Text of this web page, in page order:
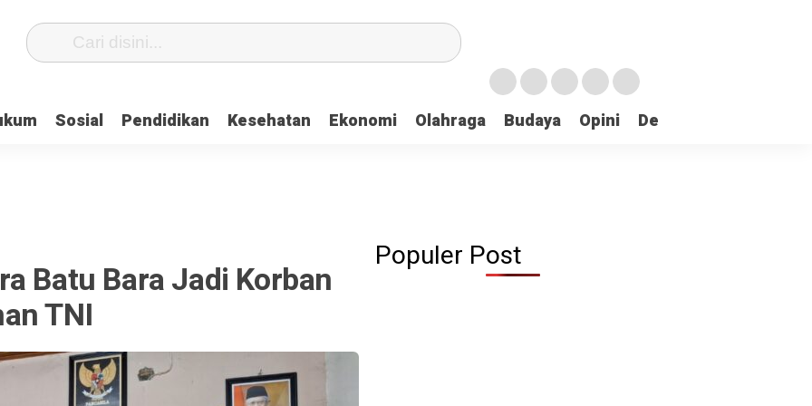
Sosial Pendidikan Kesehatan Ekonomi Olahraga Budaya Opini Demokrasi
Batu Bara Jadi Korban
TNI
Populer Post